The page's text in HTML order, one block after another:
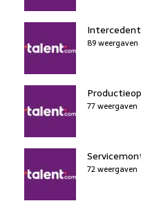
89 weergaven
77 weergaven
72 weergaven